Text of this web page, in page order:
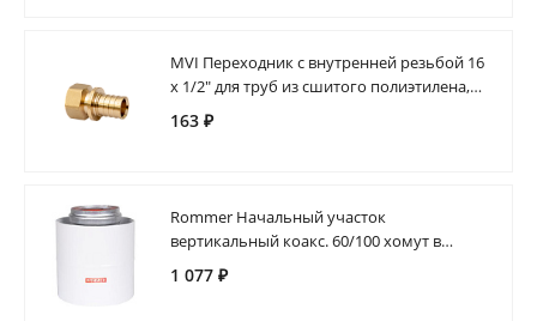
MVI Переходник с внутренней резьбой 16
x 1/2" для труб из сшитого полиэтилена,
аксиальная
163 ₽
Rommer Начальный участок
вертикальный коакс. 60/100 хомут в
комплекте + втулка D60 L-50
1 077 ₽